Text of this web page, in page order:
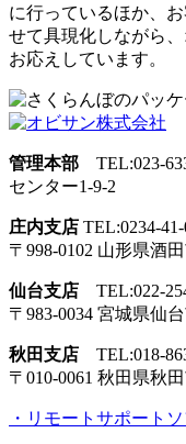
に行っているほか、
せて具現化しながら
お応えしています。
管理本部 TEL:023-
センター1-9-2
庄内支店 TEL:0234-
〒998-0102 山形県酒
仙台支店 TEL:022-
〒983-0034 宮城県仙
秋田支店 TEL:018-
〒010-0061 秋田県秋
・リモートサポート